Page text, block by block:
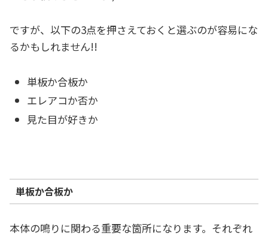
ですが、以下の3点を押さえておくと選ぶのが容易にな
るかもしれません!!
単板か合板か
エレアコか否か
見た目が好きか
単板か合板か
本体の鳴りに関わる重要な箇所になります。それぞれ